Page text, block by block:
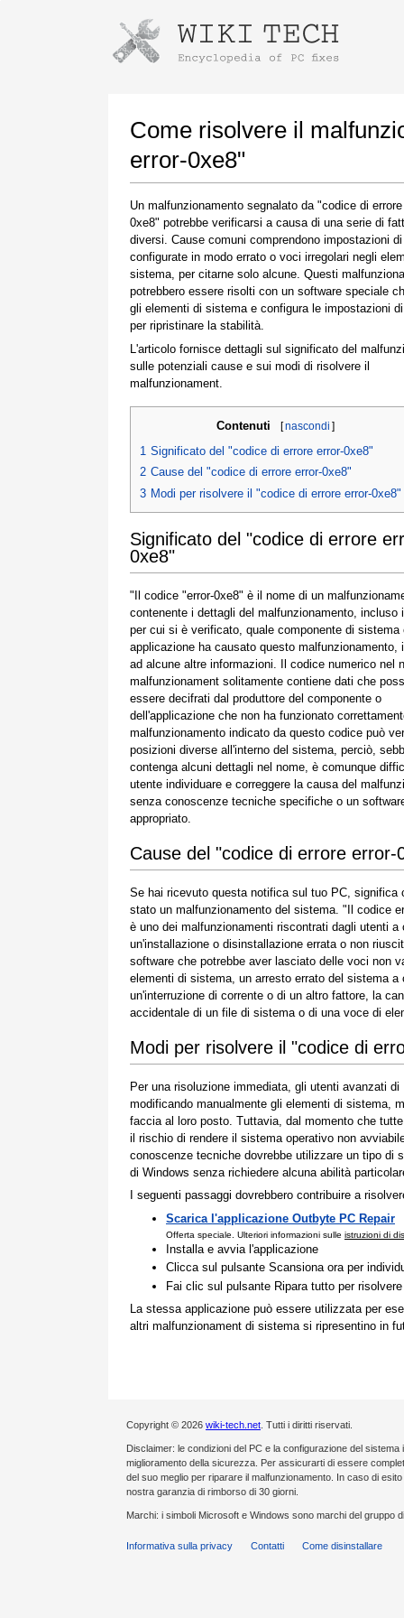
Come risolvere il
error-0xe8"
Un malfunzionamento segnalato da "codice di errore
0xe8" potrebbe verificarsi a causa di una serie di
diversi. Cause comuni comprendono impostazioni
configurate in modo errato o voci irregolari negli
sistema, per citarne solo alcune. Questi
potrebbero essere risolti con un software speciale
gli elementi di sistema e configura le impostazioni
per ripristinare la stabilità.
L'articolo fornisce dettagli sul significato del
sulle potenziali cause e sui modi di risolvere il
malfunzionament.
Contenuti [nascondi ]
1 Significato del "codice di errore error-0xe8"
2 Cause del "codice di errore error-0xe8"
3 Modi per risolvere il "codice di errore error-0xe8"
Significato del "codice di errore
0xe8"
"Il codice "error-0xe8" è il nome di un
contenente i dettagli del malfunzionamento, incluso
per cui si è verificato, quale componente di sistema
applicazione ha causato questo malfunzionamento,
ad alcune altre informazioni. Il codice numerico nel
malfunzionament solitamente contiene dati che
essere decifrati dal produttore del componente o
dell'applicazione che non ha funzionato
malfunzionamento indicato da questo codice può
posizioni diverse all'interno del sistema, perciò,
contenga alcuni dettagli nel nome, è comunque
utente individuare e correggere la causa del
senza conoscenze tecniche specifiche o un
appropriato.
Cause del "codice di errore error-
Se hai ricevuto questa notifica sul tuo PC, significa
stato un malfunzionamento del sistema. "Il codice
è uno dei malfunzionamenti riscontrati dagli utenti a
un'installazione o disinstallazione errata o non
software che potrebbe aver lasciato delle voci non
elementi di sistema, un arresto errato del sistema a
un'interruzione di corrente o di un altro fattore, la
accidentale di un file di sistema o di una voce di
Modi per risolvere il "codice di
Per una risoluzione immediata, gli utenti avanzati
modificando manualmente gli elementi di sistema,
faccia al loro posto. Tuttavia, dal momento che
il rischio di rendere il sistema operativo non
conoscenze tecniche dovrebbe utilizzare un tipo di
di Windows senza richiedere alcuna abilità
I seguenti passaggi dovrebbero contribuire a
Scarica l'applicazione Outbyte PC Repair
Offerta speciale. Ulteriori informazioni sulle istruzioni di
Installa e avvia l'applicazione
Clicca sul pulsante Scansiona ora per
Fai clic sul pulsante Ripara tutto per
La stessa applicazione può essere utilizzata per
altri malfunzionament di sistema si ripresentino in
Copyright © 2026 wiki-tech.net . Tutti i diritti riservati.
Disclaimer: le condizioni del PC e la configurazione del
miglioramento della sicurezza. Per assicurarti di essere
del suo meglio per riparare il malfunzionamento. In caso di
nostra garanzia di rimborso di 30 giorni.
Marchi: i simboli Microsoft e Windows sono marchi del gruppo
Informativa sulla privacy Contatti Come disinstallare
Istruzioni per il download con
Una volta completato il download, fare clic sul
collegamento al file scaricato